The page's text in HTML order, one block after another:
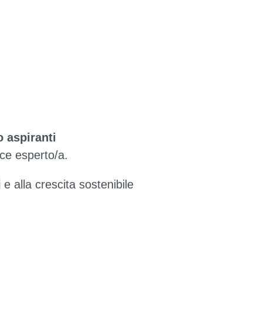
aspiranti
esperto/a.
alla crescita sostenibile